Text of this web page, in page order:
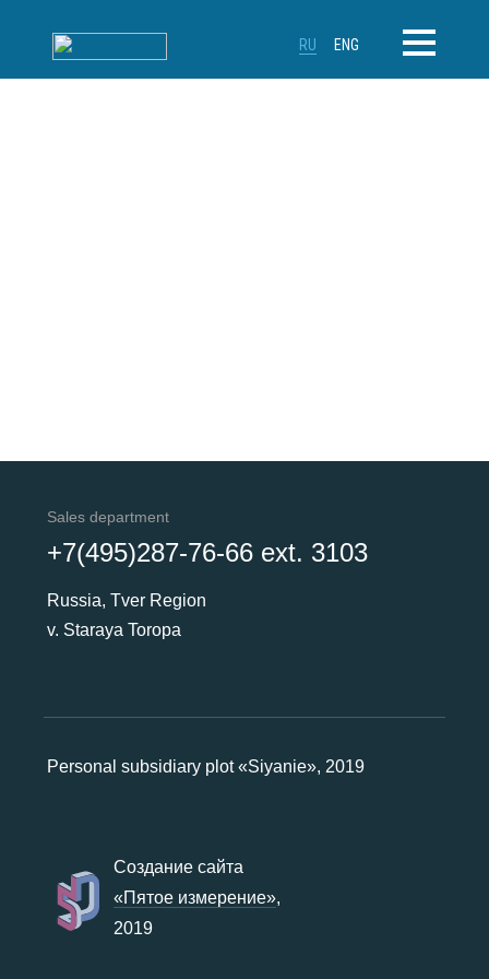
RU ENG
Sales department
+7(495)287-76-66 ext. 3103
Russia, Tver Region
v. Staraya Toropa
Personal subsidiary plot «Siyanie», 2019
Создание сайта
«Пятое измерение»,
2019